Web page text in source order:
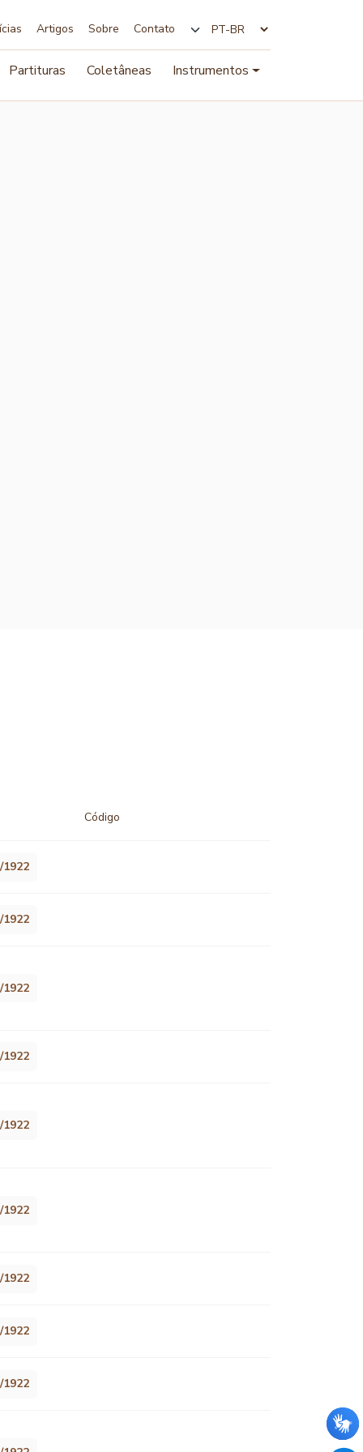
Artigos Sobre Contato
Partituras Coletâneas Instrumentos
Código
1922
1922
1922
1922
1922
1922
1922
1922
1922